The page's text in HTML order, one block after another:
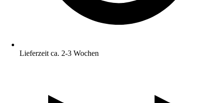
Lieferzeit ca. 2-3 Wochen